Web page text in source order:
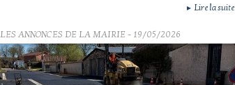
► Lire la suite
LES ANNONCES DE LA MAIRIE- 19/05/2026